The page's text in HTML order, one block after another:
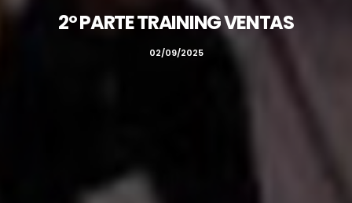
2º PARTE TRAINING VENTAS
02/09/2025